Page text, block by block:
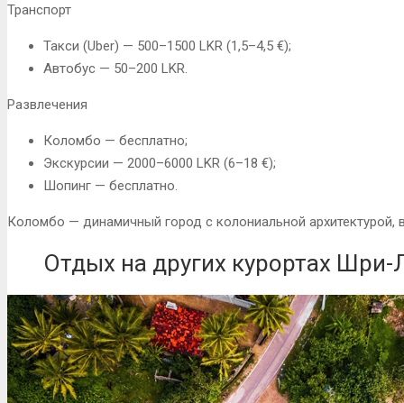
Транспорт
Такси (Uber) — 500–1500 LKR (1,5–4,5 €);
Автобус — 50–200 LKR.
Развлечения
Коломбо — бесплатно;
Экскурсии — 2000–6000 LKR (6–18 €);
Шопинг — бесплатно.
Коломбо — динамичный город с колониальной архитектурой,
Отдых на других курортах Шри-